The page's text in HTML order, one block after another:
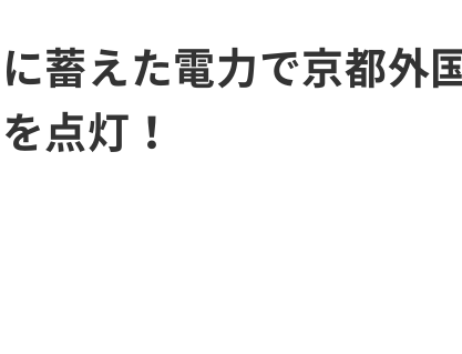
蓄えた電力で京都外
点灯！